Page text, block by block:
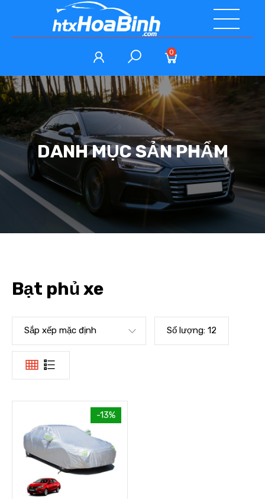
0
DANH MỤC SẢN PHẨM
Bạt phủ xe
Sắp xếp mặc định Số lượng: 12
-13%